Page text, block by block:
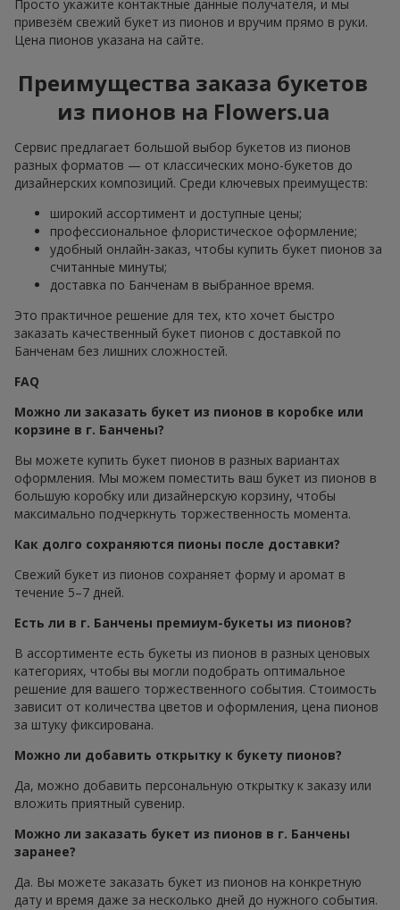
Просто укажите контактные данные получателя, и мы
привезём свежий букет из пионов и вручим прямо в руки.
Цена пионов указана на сайте.
Преимущества заказа букетов
из пионов на Flowers.ua
Сервис предлагает большой выбор букетов из пионов
разных форматов — от классических моно-букетов до
дизайнерских композиций. Среди ключевых преимуществ:
широкий ассортимент и доступные цены;
профессиональное флористическое оформление;
удобный онлайн-заказ, чтобы купить букет пионов за
считанные минуты;
доставка по Банченам в выбранное время.
Это практичное решение для тех, кто хочет быстро
заказать качественный букет пионов с доставкой по
Банченам без лишних сложностей.
FAQ
Можно ли заказать букет из пионов в коробке или
корзине в г. Банчены?
Вы можете купить букет пионов в разных вариантах
оформления. Мы можем поместить ваш букет из пионов в
большую коробку или дизайнерскую корзину, чтобы
максимально подчеркнуть торжественность момента.
Как долго сохраняются пионы после доставки?
Свежий букет из пионов сохраняет форму и аромат в
течение 5–7 дней.
Есть ли в г. Банчены премиум-букеты из пионов?
В ассортименте есть букеты из пионов в разных ценовых
категориях, чтобы вы могли подобрать оптимальное
решение для вашего торжественного события. Стоимость
зависит от количества цветов и оформления, цена пионов
за штуку фиксирована.
Можно ли добавить открытку к букету пионов?
Да, можно добавить персональную открытку к заказу или
вложить приятный сувенир.
Можно ли заказать букет из пионов в г. Банчены
заранее?
Да. Вы можете заказать букет из пионов на конкретную
дату и время даже за несколько дней до нужного события.